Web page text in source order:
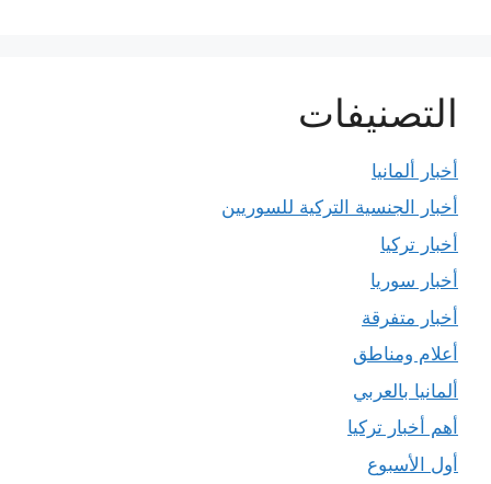
التصنيفات
أخبار ألمانيا
أخبار الجنسية التركية للسوريين
أخبار تركيا
أخبار سوريا
أخبار متفرقة
أعلام ومناطق
ألمانيا بالعربي
أهم أخبار تركيا
أول الأسبوع